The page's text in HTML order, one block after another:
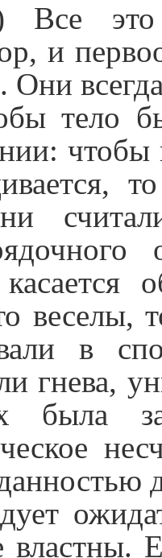
Все это
и
Они
тело
веселы,
в
гнева,
была
властны.